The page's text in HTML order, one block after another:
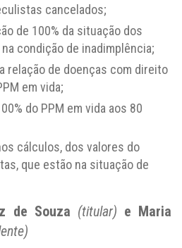
cancelados;
de 100% da situação dos
condição de inadimplência;
relação de doenças com direito
em vida;
do PPM em vida aos 80
cálculos, dos valores do
que estão na situação de
de Souza (titular) e Maria